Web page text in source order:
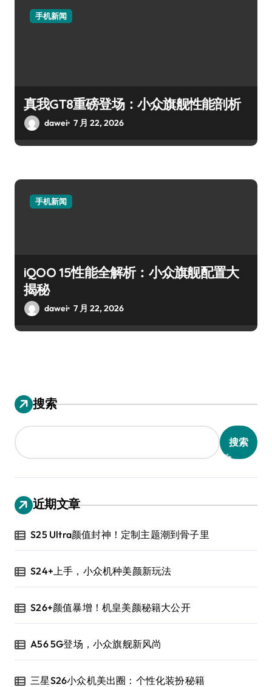
手机新闻
真我GT8重磅登场：小众旗舰性能剖析
dawei 7 月 22, 2026
手机新闻
iQOO 15性能全解析：小众旗舰配置大
揭秘
dawei 7 月 22, 2026
搜索
搜索
近期文章
S25 Ultra颜值封神！定制主题潮到骨子里
S24+上手，小众机种美颜新玩法
S26+颜值暴增！机皇美颜秘籍大公开
A56 5G登场，小众旗舰新风尚
三星S26小众机美出圈：个性化装扮秘籍